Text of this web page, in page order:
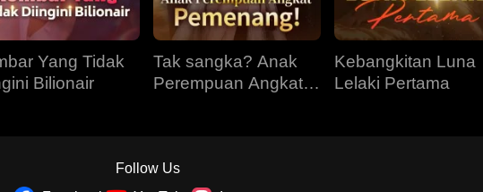
Yang Tidak
Bilionair
Tak sangka? Anak
Perempuan Angkat
Kebangkitan Luna
Lelaki Pertama
Follow Us